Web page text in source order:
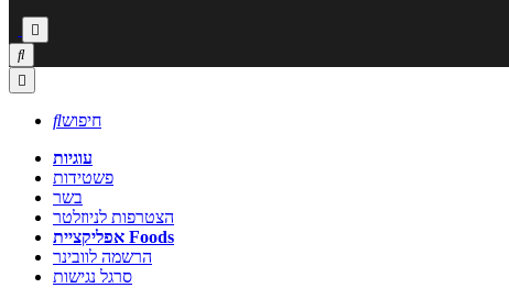



חיפוש
עוגיות
פשטידות
בשר
הצטרפות לניוזלטר
אפליקציית Foods
הרשמה לוובינר
סרגל נגישות